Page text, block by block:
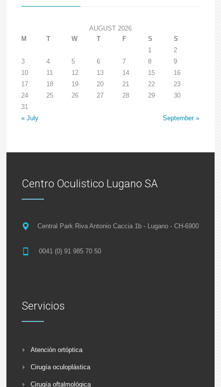
AUGUST 2026
M
T W T F S
S
1
2
3
4 5 6 7 8
9
10
11 12 13 14 15
16
17
18 19 20 21 22
23
24
25 26 27 28 29
30
31
« July
September »
Centro Oculistico Lugano SA
Central Park Riva Antonio Caccia 1b - Lugano - CH-6900
0041 (0) 91 985 70 50
Servicios
Atención ortóptica
Cirugía oculoplástica
Cirugía oftalmológica